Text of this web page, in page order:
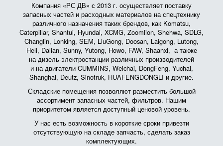
Компания «РС ДВ» с 2013 г. осуществляет поставку
запасных частей и расходных материалов на спецтехнику
различного назначения таких брендов, как Komatsu,
Caterpillar, Shantui, Hyundai, XCMG, Zoomlion, Shehwa, SDLG,
Changlin, Lonking, SEM, LiuGong, Doosan, Laigong, Lutong,
Heli, Dalian, Sunny, Yutong, Howo, FAW, Shaanxi, а также
на дизель-электростанции различных производителей
и на двигатели CUMMINS, Weichai, DongFeng, Yuchai,
Shanghai, Deutz, Sinotruk, HUAFENGDONGLI и другие.
Складские помещения позволяют разместить большой
ассортимент запасных частей, фильтров. Нашим
приоритетом является доступный ценовой уровень.
У нас есть возможность в короткие сроки привезти
отсутствующую на складе запчасть, сделать заказ
комплектующих.